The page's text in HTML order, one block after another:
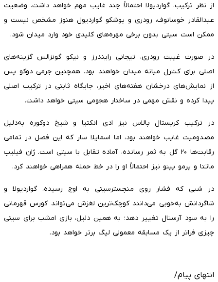
از نظر ترکیب، گواردیولا احتمالاً چند غایب مهم خواهد داشت. وضعیت
عبدالقادر خوسانوف، رودری و یوشکو گواردیول هنوز مشخص نیست و
ممکن است سیتی بدون برخی مهره‌های کلیدی خود وارد میدان شود.
در صورت غیبت رودری، تیجانی رایندرز و نیکو گونزالس گزینه‌های
اصلی برای کنترل میانه میدان خواهند بود. همچنین جرمی دوکو پس
از نمایش‌های درخشان هفته‌های اخیر، جایگاه ثابتی در ترکیب اصلی
پیدا کرده و نقش مهمی در ساختار هجومی سیتی خواهد داشت.
در ترکیب کریستال پالاس نیز ادی انکتیا و شیخ دوکوره به‌دلیل
مصدومیت غایب خواهند بود، اما اسمایلا سار که این فصل در تمامی
رقابت‌ها ۲۰ گل به ثمر رسانده، آماده تقابل با سیتی است. ژان فیلیپ
ماتتا و یرمو پینو نیز احتمالاً او را در خط حمله همراهی خواهند کرد.
در شبی که فشار روی منچسترسیتی به اوج رسیده، گواردیولا و
شاگردانش به‌خوبی می‌دانند کوچک‌ترین لغزش می‌تواند کورس قهرمانی
را به سود آرسنال تغییر دهد؛ به همین دلیل، بازی امشب برای سیتی
چیزی فراتر از یک مسابقه معمولی لیگ برتر خواهد بود.
انتهای پیام/